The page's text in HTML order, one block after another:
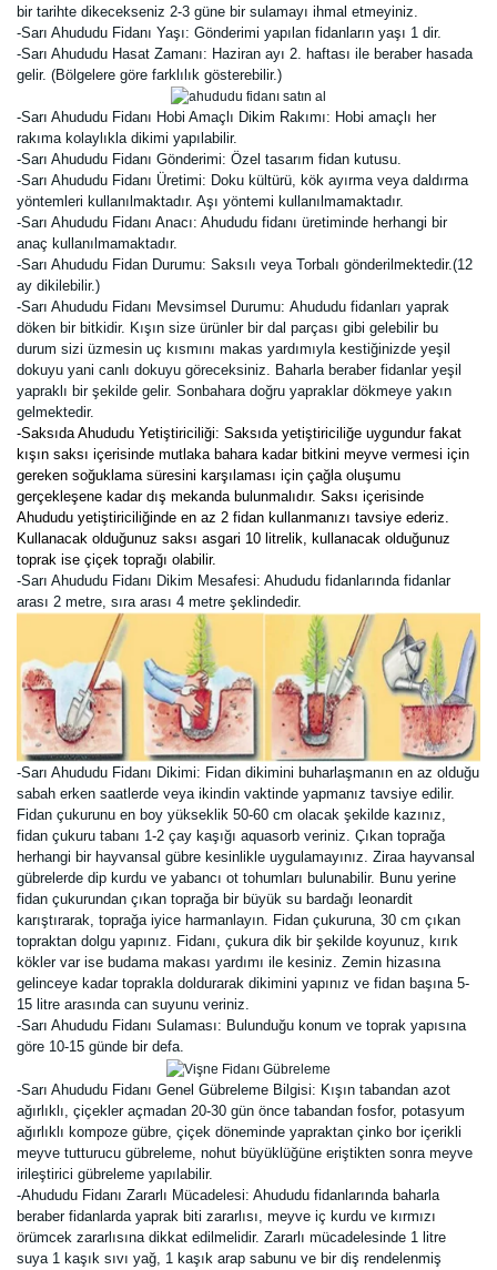
bir tarihte dikecekseniz 2-3 güne bir sulamayı ihmal etmeyiniz.
-Sarı Ahududu Fidanı Yaşı: Gönderimi yapılan fidanların yaşı 1 dir.
-Sarı Ahududu Hasat Zamanı: Haziran ayı 2. haftası ile beraber hasada
gelir. (Bölgelere göre farklılık gösterebilir.)
-Sarı Ahududu Fidanı Hobi Amaçlı Dikim Rakımı: Hobi amaçlı her
rakıma kolaylıkla dikimi yapılabilir.
-Sarı Ahududu Fidanı Gönderimi: Özel tasarım fidan kutusu.
-Sarı Ahududu Fidanı Üretimi: Doku kültürü, kök ayırma veya daldırma
yöntemleri kullanılmaktadır. Aşı yöntemi kullanılmamaktadır.
-Sarı Ahududu Fidanı Anacı: Ahududu fidanı üretiminde herhangi bir
anaç kullanılmamaktadır.
-Sarı Ahududu Fidan Durumu: Saksılı veya Torbalı gönderilmektedir.(12
ay dikilebilir.)
-Sarı Ahududu Fidanı Mevsimsel Durumu: Ahududu fidanları yaprak
döken bir bitkidir. Kışın size ürünler bir dal parçası gibi gelebilir bu
durum sizi üzmesin uç kısmını makas yardımıyla kestiğinizde yeşil
dokuyu yani canlı dokuyu göreceksiniz. Baharla beraber fidanlar yeşil
yapraklı bir şekilde gelir. Sonbahara doğru yapraklar dökmeye yakın
gelmektedir.
-Saksıda Ahududu Yetiştiriciliği: Saksıda yetiştiriciliğe uygundur fakat
kışın saksı içerisinde mutlaka bahara kadar bitkini meyve vermesi için
gereken soğuklama süresini karşılaması için çağla oluşumu
gerçekleşene kadar dış mekanda bulunmalıdır. Saksı içerisinde
Ahududu yetiştiriciliğinde en az 2 fidan kullanmanızı tavsiye ederiz.
Kullanacak olduğunuz saksı asgari 10 litrelik, kullanacak olduğunuz
toprak ise çiçek toprağı olabilir.
-Sarı Ahududu Fidanı Dikim Mesafesi: Ahududu fidanlarında fidanlar
arası 2 metre, sıra arası 4 metre şeklindedir.
-Sarı Ahududu Fidanı Dikimi: Fidan dikimini buharlaşmanın en az olduğu
sabah erken saatlerde veya ikindin vaktinde yapmanız tavsiye edilir.
Fidan çukurunu en boy yükseklik 50-60 cm olacak şekilde kazınız,
fidan çukuru tabanı 1-2 çay kaşığı aquasorb veriniz. Çıkan toprağa
herhangi bir hayvansal gübre kesinlikle uygulamayınız. Ziraa hayvansal
gübrelerde dip kurdu ve yabancı ot tohumları bulunabilir. Bunu yerine
fidan çukurundan çıkan toprağa bir büyük su bardağı leonardit
karıştırarak, toprağa iyice harmanlayın. Fidan çukuruna, 30 cm çıkan
topraktan dolgu yapınız. Fidanı, çukura dik bir şekilde koyunuz, kırık
kökler var ise budama makası yardımı ile kesiniz. Zemin hizasına
gelinceye kadar toprakla doldurarak dikimini yapınız ve fidan başına 5-
15 litre arasında can suyunu veriniz.
-Sarı Ahududu Fidanı Sulaması: Bulunduğu konum ve toprak yapısına
göre 10-15 günde bir defa.
-Sarı Ahududu Fidanı Genel Gübreleme Bilgisi: Kışın tabandan azot
ağırlıklı, çiçekler açmadan 20-30 gün önce tabandan fosfor, potasyum
ağırlıklı kompoze gübre, çiçek döneminde yapraktan çinko bor içerikli
meyve tutturucu gübreleme, nohut büyüklüğüne eriştikten sonra meyve
irileştirici gübreleme yapılabilir.
-Ahududu Fidanı Zararlı Mücadelesi: Ahududu fidanlarında baharla
beraber fidanlarda yaprak biti zararlısı, meyve iç kurdu ve kırmızı
örümcek zararlısına dikkat edilmelidir. Zararlı mücadelesinde 1 litre
suya 1 kaşık sıvı yağ, 1 kaşık arap sabunu ve bir diş rendelenmiş